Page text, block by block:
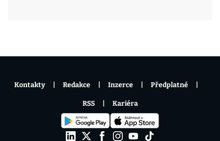
Kontakty Redakce Inzerce Předplatné
RSS Kariéra